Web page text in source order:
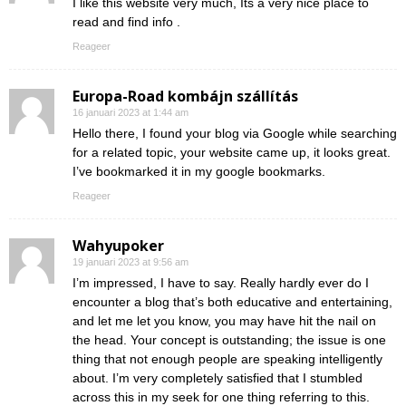
read and find info .
Reageer
Europa-Road kombájn szállítás
16 januari 2023 at 1:44 am
Hello there, I found your blog via Google while searching
for a related topic, your website came up, it looks great.
I’ve bookmarked it in my google bookmarks.
Reageer
Wahyupoker
19 januari 2023 at 9:56 am
I’m impressed, I have to say. Really hardly ever do I
encounter a blog that’s both educative and entertaining,
and let me let you know, you may have hit the nail on
the head. Your concept is outstanding; the issue is one
thing that not enough people are speaking intelligently
about. I’m very completely satisfied that I stumbled
across this in my seek for one thing referring to this.